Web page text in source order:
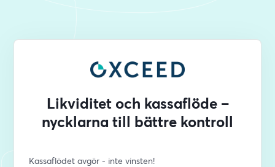
Likviditet och kassaflöde –
nycklarna till bättre kontroll
Kassaflödet avgör - inte vinsten!